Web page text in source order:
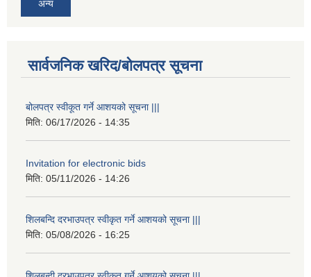
अन्य
सार्वजनिक खरिद/बोलपत्र सूचना
बोलपत्र स्वीकूत गर्ने आशयको सूचना |||
मिति: 06/17/2026 - 14:35
Invitation for electronic bids
मिति: 05/11/2026 - 14:26
शिलबन्दि दरभाउपत्र स्वीकृत गर्ने आशयको सूचना |||
मिति: 05/08/2026 - 16:25